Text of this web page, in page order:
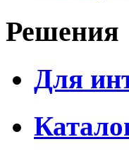
Решения
Для